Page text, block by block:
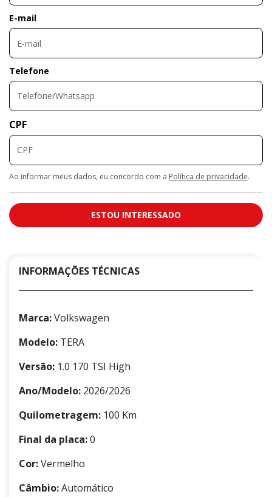
E-mail
Telefone
CPF
Ao informar meus dados, eu concordo com a Política de privacidade.
ESTOU INTERESSADO
INFORMAÇÕES TÉCNICAS
Marca:Volkswagen
Modelo: TERA
Versão: 1.0 170 TSI High
Ano/Modelo: 2026/2026
Quilometragem: 100 Km
Final da placa:0
Cor:Vermelho
Câmbio:Automático